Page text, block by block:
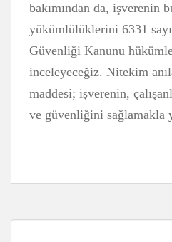
bakımından da, işverenin
yükümlülüklerini 6331
Güvenliği Kanunu
inceleyeceğiz. Nitekim
maddesi; işverenin,
ve güvenliğini